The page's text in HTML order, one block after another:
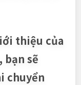
thiệu của
bạn sẽ
chuyển